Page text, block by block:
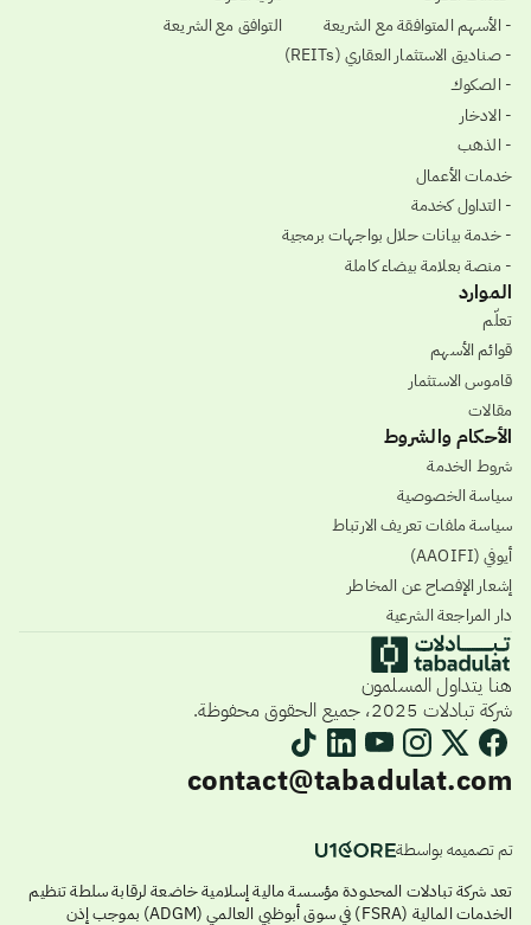
- الأسهم المتوافقة مع الشريعة
- صناديق الاستثمار العقاري (REITs)
- الصكوك
- الادخار
- الذهب
خدمات الأعمال
- التداول كخدمة
- خدمة بيانات حلال بواجهات برمجية
- منصة بعلامة بيضاء كاملة
التوافق مع الشريعة
الموارد
تعلّم
قوائم الأسهم
قاموس الاستثمار
مقالات
الأحكام والشروط
شروط الخدمة
سياسة الخصوصية
سياسة ملفات تعريف الارتباط
أيوفي (AAOIFI)
إشعار الإفصاح عن المخاطر
دار المراجعة الشرعية
هنا يتداول المسلمون
شركة تبادلات 2025، جميع الحقوق محفوظة.
contact@tabadulat.com
تم تصميمه بواسطة
تعد شركة تبادلات المحدودة مؤسسة مالية إسلامية خاضعة لرقابة سلطة تنظيم
الخدمات المالية (FSRA) في سوق أبوظبي العالمي (ADGM) بموجب إذن